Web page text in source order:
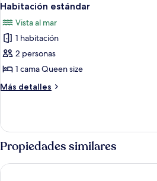
todas
las
fotos
de
Habitación
estándar
7
Habitación estándar
Vista al mar
1 habitación
2 personas
1 cama Queen size
Más detalles
Más
estándar
Propiedades similares
Amoa Resort Savaii